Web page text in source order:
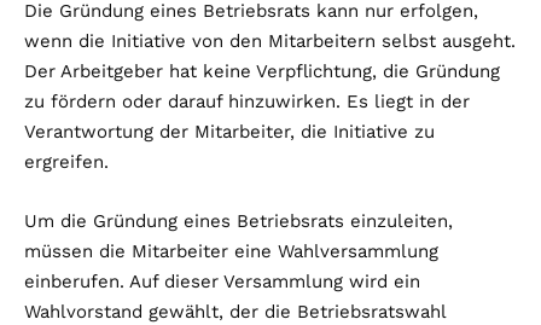
Die Gründung eines Betriebsrats kann nur erfolgen,
wenn die Initiative von den Mitarbeitern selbst ausgeht.
Der Arbeitgeber hat keine Verpflichtung, die Gründung
zu fördern oder darauf hinzuwirken. Es liegt in der
Verantwortung der Mitarbeiter, die Initiative zu
ergreifen.
Um die Gründung eines Betriebsrats einzuleiten,
müssen die Mitarbeiter eine Wahlversammlung
einberufen. Auf dieser Versammlung wird ein
Wahlvorstand gewählt, der die Betriebsratswahl